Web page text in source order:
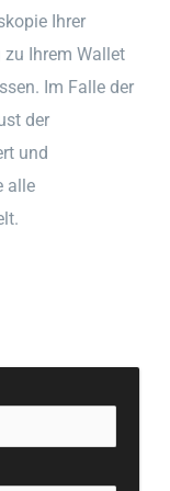
Ihrer
Ihrem Wallet
Im Falle der
der
und
alle